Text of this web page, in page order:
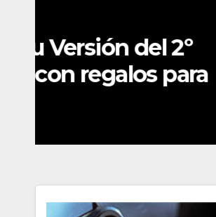
Nuevo video
Sparking!